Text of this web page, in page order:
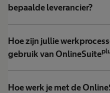
bepaalde leverancier?
Hoe zijn jullie
gebruik van OnlineSuite
Hoe werk je met de